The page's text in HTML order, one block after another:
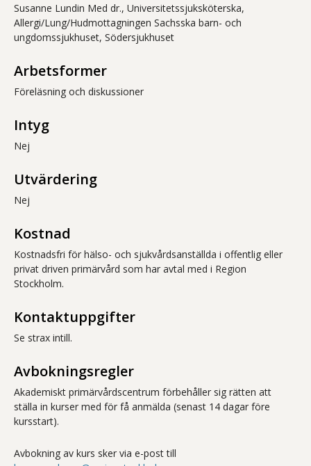
Susanne Lundin Med dr., Universitetssjuksköterska,
Allergi/Lung/Hudmottagningen Sachsska barn- och
ungdomssjukhuset, Södersjukhuset
Arbetsformer
Föreläsning och diskussioner
Intyg
Nej
Utvärdering
Nej
Kostnad
Kostnadsfri för hälso- och sjukvårdsanställda i offentlig eller
privat driven primärvård som har avtal med i Region
Stockholm.
Kontaktuppgifter
Se strax intill.
Avbokningsregler
Akademiskt primärvårdscentrum förbehåller sig rätten att
ställa in kurser med för få anmälda (senast 14 dagar före
kursstart).
Avbokning av kurs sker via e-post till